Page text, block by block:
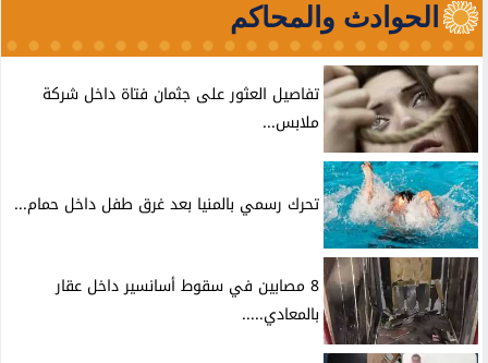
الحوادث والمحاكم
تفاصيل العثور على جثمان فتاة داخل شركة
ملابس...
تحرك رسمي بالمنيا بعد غرق طفل داخل حمام...
8 مصابين في سقوط أسانسير داخل عقار
بالمعادي.....